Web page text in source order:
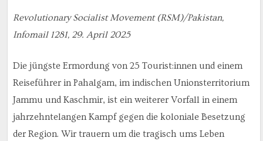
Revolutionary Socialist Movement (RSM)/Pakistan,
Infomail 1281, 29. April 2025
Die jüngste Ermordung von 25 Tourist:innen und einem
Reiseführer in Pahalgam, im indischen Unionsterritorium
Jammu und Kaschmir, ist ein weiterer Vorfall in einem
jahrzehntelangen Kampf gegen die koloniale Besetzung
der Region. Wir trauern um die tragisch ums Leben